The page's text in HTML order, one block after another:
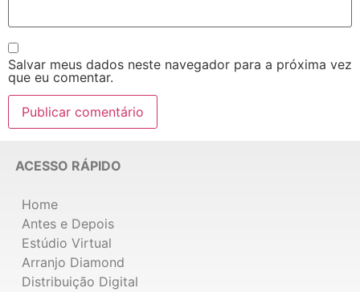
Salvar meus dados neste navegador para a próxima vez
que eu comentar.
ACESSO RÁPIDO
Home
Antes e Depois
Estúdio Virtual
Arranjo Diamond
Distribuição Digital